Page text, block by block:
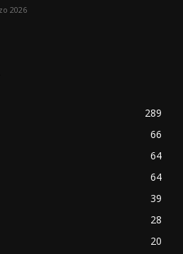
2026
289
66
64
64
39
28
20